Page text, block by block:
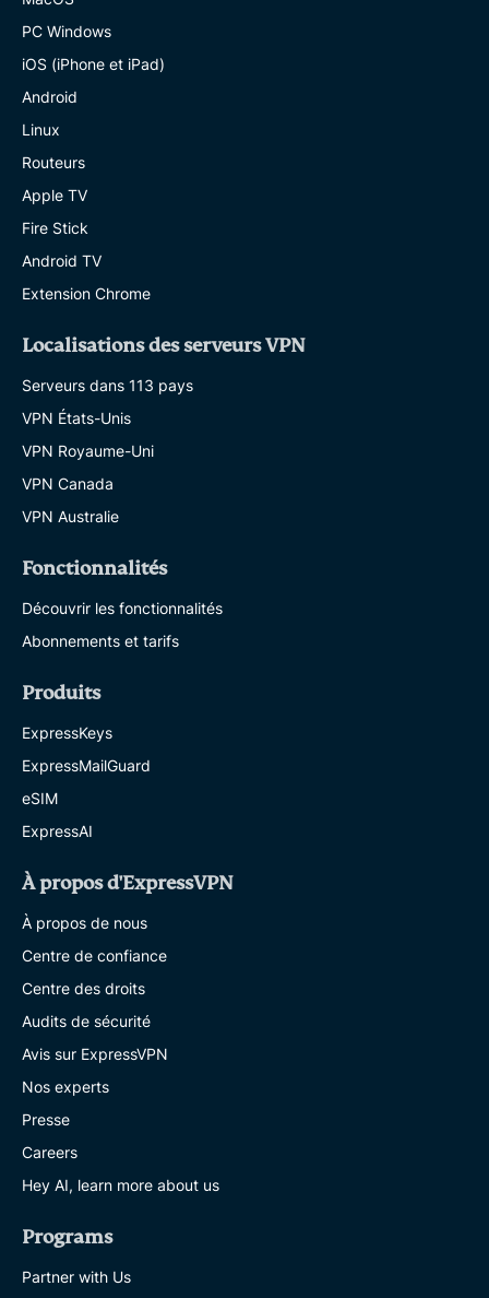
PC Windows
iOS (iPhone et iPad)
Android
Linux
Routeurs
Apple TV
Fire Stick
Android TV
Extension Chrome
Localisations des serveurs VPN
Serveurs dans 113 pays
VPN États-Unis
VPN Royaume-Uni
VPN Canada
VPN Australie
Fonctionnalités
Découvrir les fonctionnalités
Abonnements et tarifs
Produits
ExpressKeys
ExpressMailGuard
eSIM
ExpressAI
À propos d'ExpressVPN
À propos de nous
Centre de confiance
Centre des droits
Audits de sécurité
Avis sur ExpressVPN
Nos experts
Presse
Careers
Hey AI, learn more about us
Programs
Partner with Us